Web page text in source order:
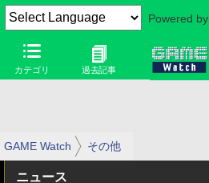
Powered by
カテゴリ 過去記事
GAME Watch その他
ニュース